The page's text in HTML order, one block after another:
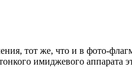
тот же, что и в фото-
имиджевого аппарата